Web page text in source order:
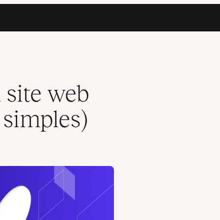
web